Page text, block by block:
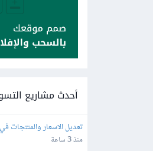
أحدث مشاريع
تعديل الاسعار والمنتجات
منذ 3 ساعة